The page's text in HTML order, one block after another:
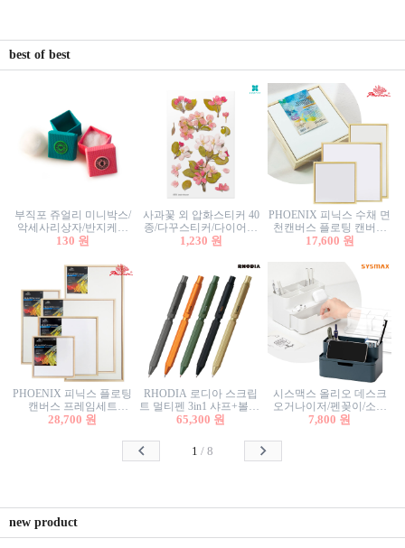
best of best
부직포 쥬얼리 미니박스/
악세사리상자/반지케이
스/반지상자/귀걸이상자/
130 원
사과꽃 외 압화스티커 40
종/다꾸스티커/다이어리
꾸미기/꽃스티커/자연물
1,230 원
PHOENIX 피닉스 수채 면
천캔버스 플로팅 캔버스
프레임세트 30x30cm/액자
17,600 원
PHOENIX 피닉스 플로팅
캔버스 프레임세트
50x50cm/액자캔버스/인테
28,700 원
RHODIA 로디아 스크립
트 멀티펜 3in1 샤프+볼펜/
무광택 알루미늄 육각배
65,300 원
시스맥스 올리오 데스크
오거나이저/펜꽂이/소품
꽂이/소품함/정리함/수납
7,800 원
1 / 8
new product